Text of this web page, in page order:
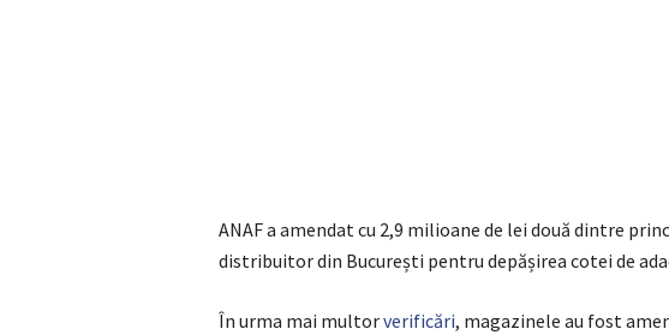
ANAF a amendat cu 2,9 milioane de lei două dintre
distribuitor din București pentru depășirea cotei de
În urma mai multorverificări, magazinele au fost